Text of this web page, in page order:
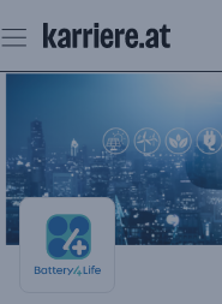
Seiteninhalt
springen